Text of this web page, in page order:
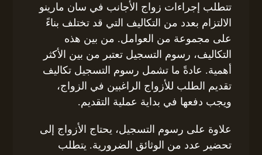
تتطلب إجراءات زواج الأجانب في سان مارينو
الالتزام بعدد من التكاليف التي قد تختلف بناءً
على مجموعة من العوامل. من بين هذه
التكاليف، رسوم التسجيل تعتبر من بين الأكثر
أهمية. عادةً ما تشمل رسوم التسجيل تكاليف
تقديم الطلب للأزواج الراغبين في الزواج،
ويجب دفعها في بداية عملية التقديم.
علاوة على رسوم التسجيل، يحتاج الأزواج إلى
تحضير عدد من الوثائق الضرورية. يتطلب